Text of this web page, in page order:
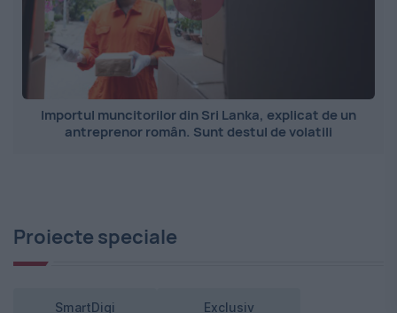
Importul muncitorilor din Sri Lanka, explicat de un
antreprenor român. Sunt destul de volatili
Proiecte speciale
SmartDigi Exclusiv